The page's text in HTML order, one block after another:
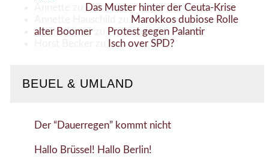
Das Muster hinter der Ceuta-Krise
Marokkos dubiose Rolle
alter Boomerzu
Protest gegen Palantir
Isch over SPD?
BEUEL & UMLAND
Der “Dauerregen” kommt nicht
Hallo Brüssel! Hallo Berlin!